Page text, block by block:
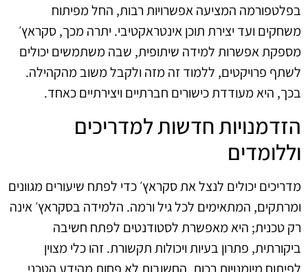
בפלטפורמה המציעה אפשרויות רבות, החל מפיתוח
משחקים ועד יצירת תוכן אינטראקטיבי. יתרה מכך, סקראץ׳
מספקת אפשרות למידה שיתופית, שבה משתמשים יכולים
לשתף פרויקטים, ללמוד זה מזה ולקבל משוב מהקהילה.
בכך, היא מעודדת כישורים חברתיים ויצירתיים כאחד.
הזדמנויות חדשות למדריכים
וללומדים
מדריכים יכולים לנצל את סקראץ׳ כדי לפתח שיעורים מגוונים
ומרתקים, המתאימים לכל גיל ורמה. הלמידה בסקראץ׳ אינה
רק טכנית; היא מאפשרת לסטודנטים לפתח חשיבה
ביקורתית, פתרון בעיות ויכולות תקשורת. זהו כלי מצוין